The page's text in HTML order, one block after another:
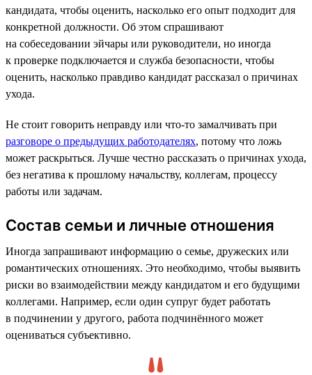
кандидата, чтобы оценить, насколько его опыт подходит для
конкретной должности. Об этом спрашивают
на собеседовании эйчары или руководители, но иногда
к проверке подключается и служба безопасности, чтобы
оценить, насколько правдиво кандидат рассказал о причинах
ухода.
Не стоит говорить неправду или что-то замалчивать при
разговоре о предыдущих работодателях, потому что ложь
может раскрыться. Лучше честно рассказать о причинах ухода,
без негатива к прошлому начальству, коллегам, процессу
работы или задачам.
Состав семьи и личные отношения
Иногда запрашивают информацию о семье, дружеских или
романтических отношениях. Это необходимо, чтобы выявить
риски во взаимодействии между кандидатом и его будущими
коллегами. Например, если один супруг будет работать
в подчинении у другого, работа подчинённого может
оцениваться субъективно.